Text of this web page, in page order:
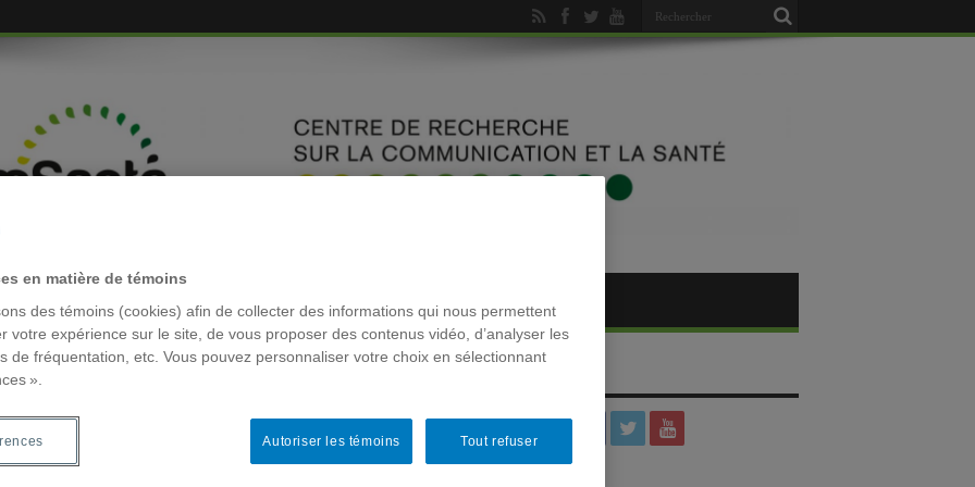
en matière de témoins
des témoins (cookies) afin de collecter des informations qui nous permettent
votre expérience sur le site, de vous proposer des contenus vidéo, d’analyser les
de fréquentation, etc. Vous pouvez personnaliser votre choix en sélectionnant
».
Tout refuser
Autoriser les témoins